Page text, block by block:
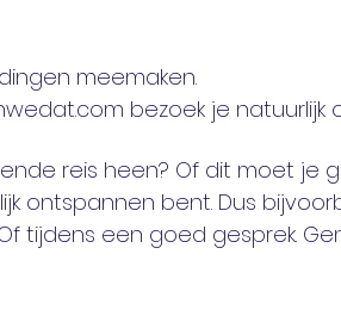
meemaken.
bezoek je
reis heen? Of dit moet je
ontspannen bent. Dus
tijdens een goed gesprek.